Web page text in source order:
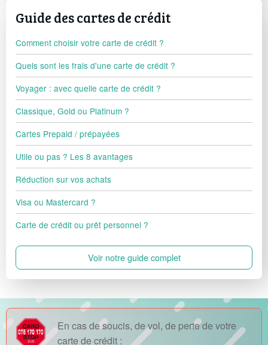
Guide des cartes de crédit
Comment choisir votre carte de crédit ?
Quels sont les frais d'une carte de crédit ?
Voyager : avec quelle carte de crédit ?
Classique, Gold ou Platinum ?
Cartes Prepaid / prépayées
Utile ou pas ? Les 8 avantages
Réduction sur vos achats
Visa ou Mastercard ?
Carte de crédit ou prêt personnel ?
Voir notre guide complet
En cas de soucis, de vol, de perte de votre
carte de crédit :